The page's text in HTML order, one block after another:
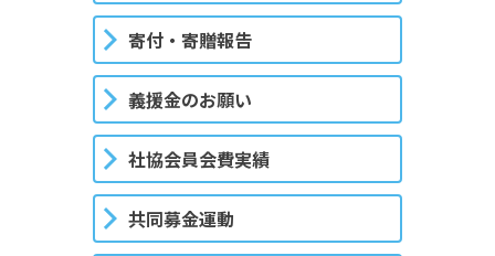
寄付・寄贈報告
義援金のお願い
社協会員会費実績
共同募金運動